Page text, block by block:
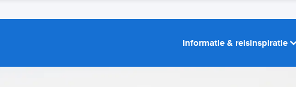
Informatie & reisinspiratie